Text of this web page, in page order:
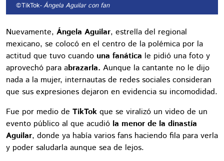
©TikTok- Ángela Aguilar con fan
Nuevamente, Ángela Aguilar, estrella del regional
mexicano, se colocó en el centro de la polémica por la
actitud que tuvo cuando una fanática le pidió una foto y
aprovechó para abrazarla. Aunque la cantante no le dijo
nada a la mujer, internautas de redes sociales consideran
que sus expresiones dejaron en evidencia su incomodidad.
Fue por medio de TikTok que se viralizó un video de un
evento público al que acudió la menor de la dinastía
Aguilar, donde ya había varios fans haciendo fila para verla
y poder saludarla aunque sea de lejos.